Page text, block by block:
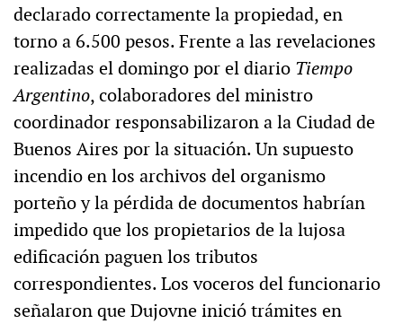
declarado correctamente la propiedad, en
torno a 6.500 pesos. Frente a las revelaciones
realizadas el domingo por el diario Tiempo
Argentino, colaboradores del ministro
coordinador responsabilizaron a la Ciudad de
Buenos Aires por la situación. Un supuesto
incendio en los archivos del organismo
porteño y la pérdida de documentos habrían
impedido que los propietarios de la lujosa
edificación paguen los tributos
correspondientes. Los voceros del funcionario
señalaron que Dujovne inició trámites en